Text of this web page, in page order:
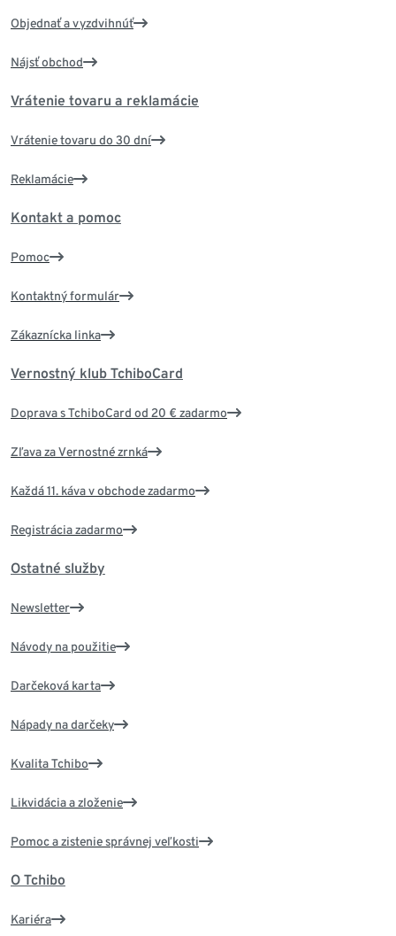
Objednať a vyzdvihnúť
Nájsť obchod
Vrátenie tovaru a reklamácie
Vrátenie tovaru do 30 dní
Reklamácie
Kontakt a pomoc
Pomoc
Kontaktný formulár
Zákaznícka linka
Vernostný klub TchiboCard
Doprava s TchiboCard od 20 € zadarmo
Zľava za Vernostné zrnká
Každá 11. káva v obchode zadarmo
Registrácia zadarmo
Ostatné služby
Newsletter
Návody na použitie
Darčeková karta
Nápady na darčeky
Kvalita Tchibo
Likvidácia a zloženie
Pomoc a zistenie správnej veľkosti
O Tchibo
Kariéra